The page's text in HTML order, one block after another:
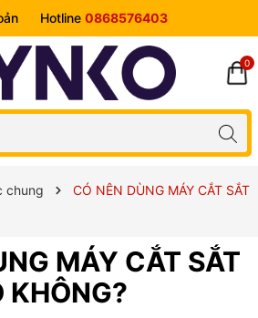
Hotline 0868576403
0
chung
CÓ NÊN DÙNG MÁY CẮT SẮT
MÁY CẮT SẮT
KHÔNG?